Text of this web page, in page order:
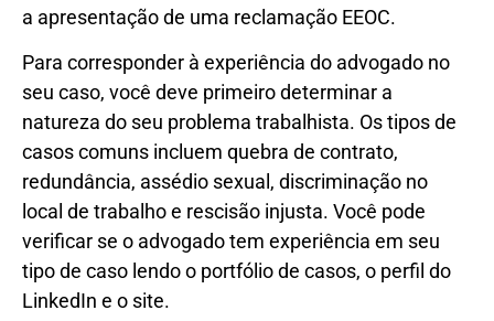
a apresentação de uma reclamação EEOC.
Para corresponder à experiência do advogado no
seu caso, você deve primeiro determinar a
natureza do seu problema trabalhista. Os tipos de
casos comuns incluem quebra de contrato,
redundância, assédio sexual, discriminação no
local de trabalho e rescisão injusta. Você pode
verificar se o advogado tem experiência em seu
tipo de caso lendo o portfólio de casos, o perfil do
LinkedIn e o site.